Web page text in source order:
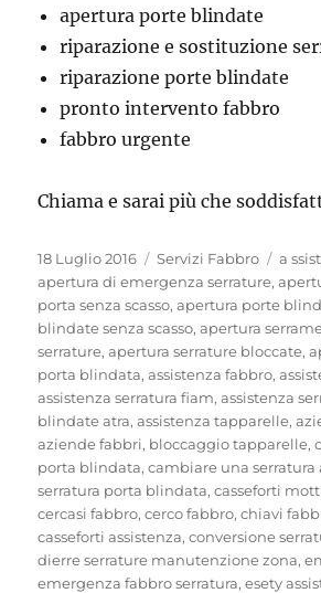
apertura porte blindate
riparazione e sostituzione
riparazione porte blindate
pronto intervento fabbro
fabbro urgente
Chiama e sarai più che
Pubblicato
il
18 Luglio 2016 Categorie
Servizi Fabbro Tag
a
apertura di emergenza serrature,
porta senza scasso,apertura porte
blindate senza scasso,apertura
serrature,apertura serrature bloccate,
porta blindata,assistenza fabbro,
assistenza serratura fiam,assistenza
blindate atra,assistenza tapparelle,
aziende fabbri, bloccaggio tapparelle,
porta blindata,cambiare una serratura
serratura porta blindata,casseforti
cercasi fabbro,cerco fabbro,chiavi
casseforti assistenza,conversione
dierre serrature manutenzione zona,
emergenza fabbro serratura,esety